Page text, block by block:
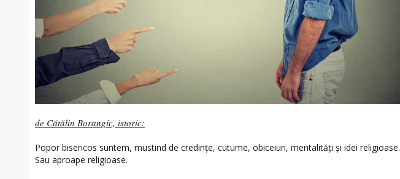
de Cătălin Borangic, istoric:
Popor bisericos suntem, mustind de credințe, cutume, obiceiuri, mentalități și idei religioase.
Sau aproape religioase.